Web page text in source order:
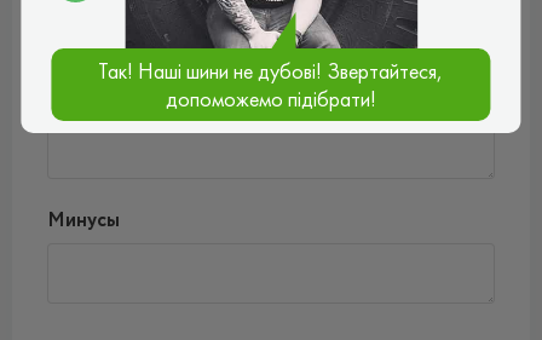
Оценить товар*
Минусы
Так! Наші шини не дубові! Звертайтеся,
допоможемо підібрати!